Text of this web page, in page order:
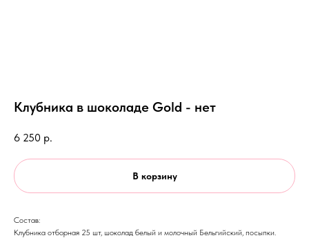
Клубника в шоколаде Gold - нет
6 250 р.
В корзину
Состав:
Клубника отборная 25 шт, шоколад белый и молочный Бельгийский, посыпки.